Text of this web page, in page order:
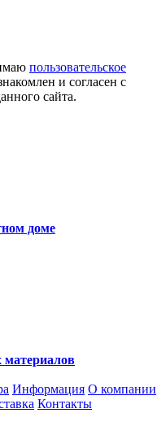
пользовательское
и согласен с
сайта.
доме
материалов
Информация О компании
Контакты